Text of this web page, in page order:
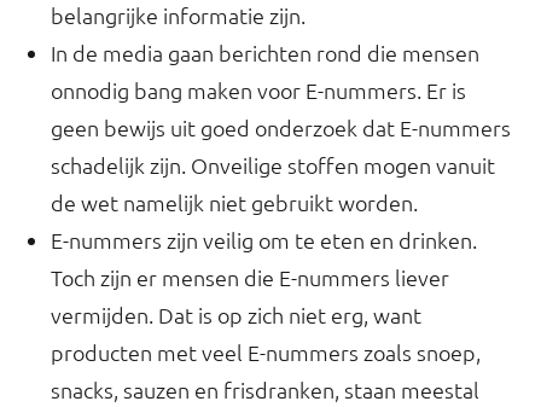
belangrijke informatie zijn.
In de media gaan berichten rond die mensen
onnodig bang maken voor E-nummers. Er is
geen bewijs uit goed onderzoek dat E-nummers
schadelijk zijn. Onveilige stoffen mogen vanuit
de wet namelijk niet gebruikt worden.
E-nummers zijn veilig om te eten en drinken.
Toch zijn er mensen die E-nummers liever
vermijden. Dat is op zich niet erg, want
producten met veel E-nummers zoals snoep,
snacks, sauzen en frisdranken, staan meestal